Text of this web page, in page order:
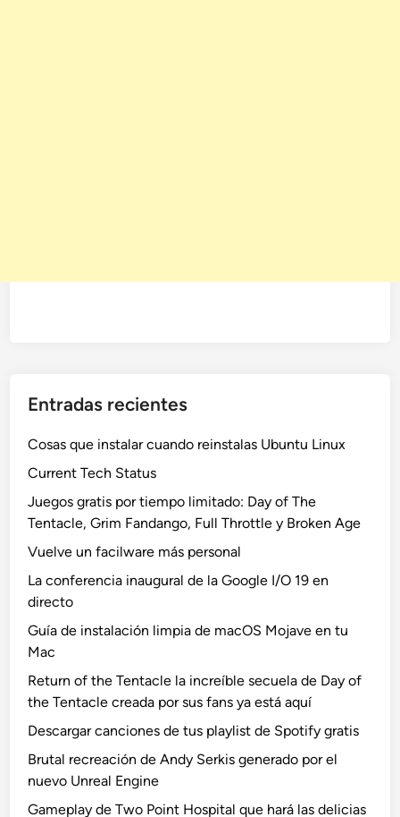
Entradas recientes
Cosas que instalar cuando reinstalas Ubuntu Linux
Current Tech Status
Juegos gratis por tiempo limitado: Day of The
Tentacle, Grim Fandango, Full Throttle y Broken Age
Vuelve un facilware más personal
La conferencia inaugural de la Google I/O 19 en
directo
Guía de instalación limpia de macOS Mojave en tu
Mac
Return of the Tentacle la increíble secuela de Day of
the Tentacle creada por sus fans ya está aquí
Descargar canciones de tus playlist de Spotify gratis
Brutal recreación de Andy Serkis generado por el
nuevo Unreal Engine
Gameplay de Two Point Hospital que hará las delicias